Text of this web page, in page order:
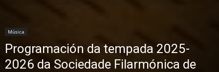
Música
Programación da tempada 2025-
2026 da Sociedade Filarmónica de